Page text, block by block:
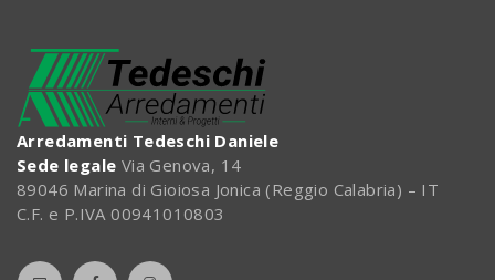
Arredamenti Tedeschi Daniele
Sede legale Via Genova, 14
89046 Marina di Gioiosa Jonica (Reggio Calabria) – IT
C.F. e P.IVA 00941010803